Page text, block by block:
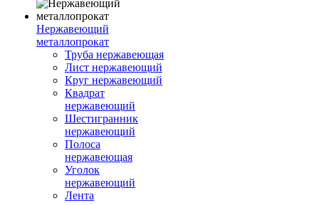
Нержавеющий
металлопрокат
Труба нержавеющая
Лист нержавеющий
Круг нержавеющий
Квадрат
нержавеющий
Шестигранник
нержавеющий
Полоса
нержавеющая
Уголок
нержавеющий
Лента